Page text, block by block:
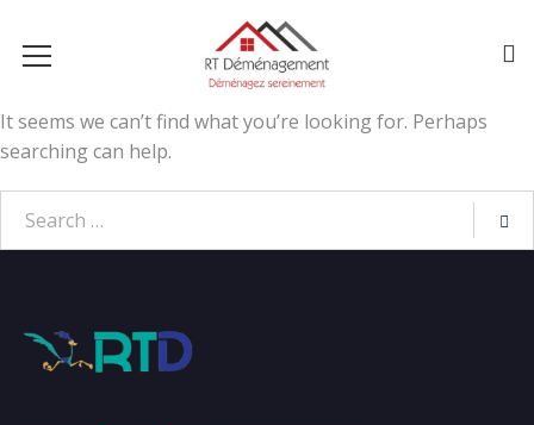
It seems we can’t find what you’re looking for. Perhaps
searching can help.